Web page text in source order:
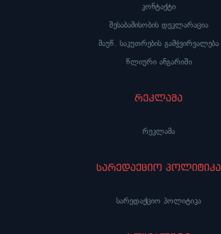
კონტაქტი
შესაბამისობის დეკლარაცია
მაუწ. საკუთრების გამჭვირვალება
წლიური ანგარიში
რეკლამა
რეკლამა
სარედაქციო პოლიტიკა
სარედაქციო პოლიტიკა